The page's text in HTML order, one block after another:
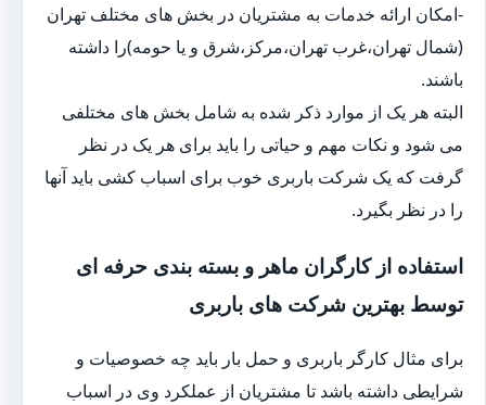
-امکان ارائه خدمات به مشتریان در بخش های مختلف تهران
(شمال تهران،غرب تهران،مرکز،شرق و یا حومه)را داشته
باشند.
البته هر یک از موارد ذکر شده به شامل بخش های مختلفی
می شود و نکات مهم و حیاتی را باید برای هر یک در نظر
گرفت که یک شرکت باربری خوب برای اسباب کشی باید آنها
را در نظر بگیرد.
استفاده از کارگران ماهر و بسته بندی حرفه ای
توسط بهترین شرکت های باربری
برای مثال کارگر باربری و حمل بار باید چه خصوصیات و
شرایطی داشته باشد تا مشتریان از عملکرد وی در اسباب